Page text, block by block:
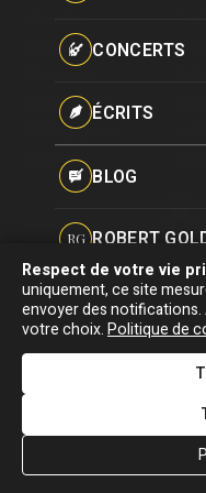
Pseudonymes
CONCERTS
ÉCRITS
Interviews
Hommages
BLOG
RG ROBERT
PG PIERRE
J&MJJG & MOI
Biographie
Discographie
Vidéographie
Concerts
Blog
Association "Parler d'sa
Signaler une erreur |
mise
Respect de votre vie
uniquement, ce site
envoyer des notifications.
votre choix.Politique de